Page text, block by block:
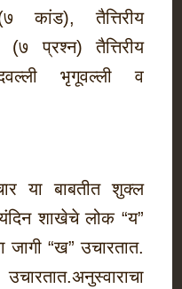
कांड), तैत्तिरीय
(७ प्रश्न) तैत्तिरीय
भृगूवल्ली व
या बाबतीत शुक्ल
शाखेचे लोक “य”
जागी “ख” उचारतात.